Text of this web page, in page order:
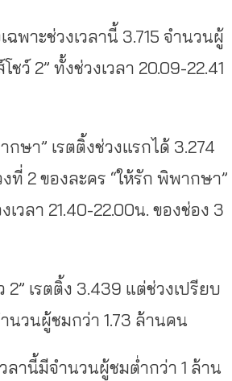
ฉพาะช่วงเวลานี้ 3.715 จำนวนผู้
2” ทั้งช่วงเวลา 20.09-22.41
ษา” เรตติ้งช่วงแรกได้ 3.274
ที่ 2 ของละคร “ให้รัก พิพากษา”
เวลา 21.40-22.00น. ของช่อง 3
เรตติ้ง 3.439 แต่ช่วงเปรียบ
นวนผู้ชมกว่า 1.73 ล้านคน
ลานี้มีจำนวนผู้ชมต่ำกว่า 1 ล้าน